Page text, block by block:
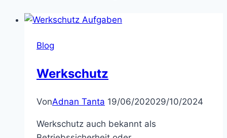
Blog
Werkschutz
VonAdnan Tanta 19/06/202029/10/2024
Werkschutz auch bekannt als